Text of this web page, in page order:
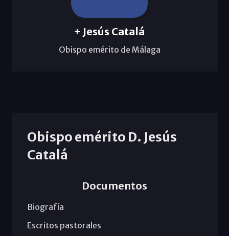
+ Jesús Catalá
Obispo emérito de Málaga
Obispo emérito D. Jesús
Catalá
Documentos
Biografía
Escritos pastorales